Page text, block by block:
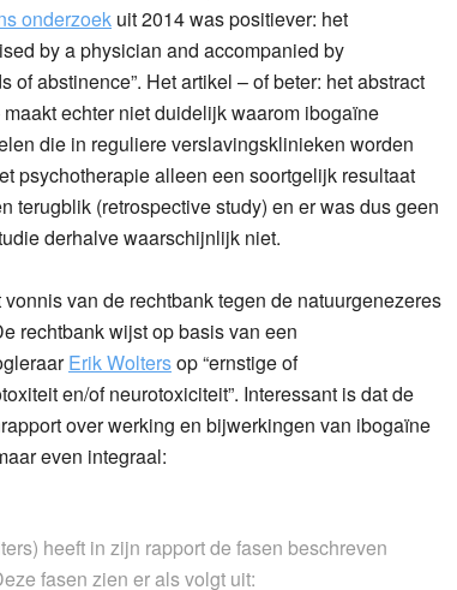
onderzoek uit 2014 was positiever: het
by a physician and accompanied by
abstinence”. Het artikel – of beter: het abstract
echter niet duidelijk waarom ibogaïne
die in reguliere verslavingsklinieken worden
psychotherapie alleen een soortgelijk resultaat
terugblik (retrospective study) en er was dus geen
derhalve waarschijnlijk niet.
van de rechtbank tegen de natuurgenezeres
rechtbank wijst op basis van een
Erik Woltersop “ernstige of
en/of neurotoxiciteit”. Interessant is dat de
over werking en bijwerkingen van ibogaïne
even integraal:
heeft in zijn rapport de fasen beschreven
fasen zien er als volgt uit: